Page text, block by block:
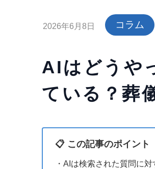
2026年6月8日 コラム
AIはどうや
ている？葬
📋 この記事のポイント
・AIは検索された質問に